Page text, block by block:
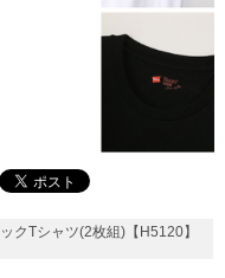
クTシャツ(2枚組)【H5120】